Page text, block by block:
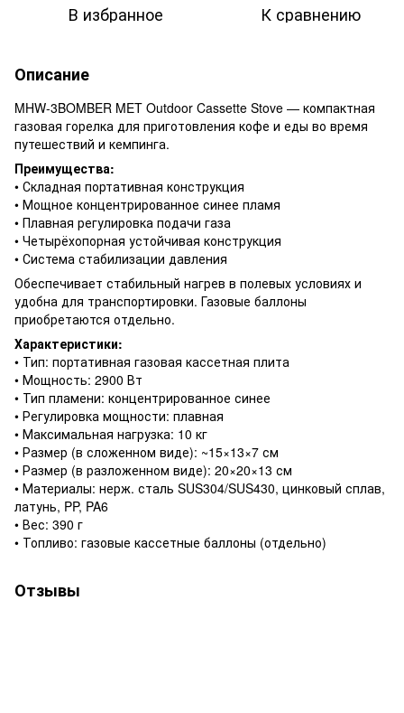
В избранное К сравнению
Описание
MHW-3BOMBER MET Outdoor Cassette Stove — компактная
газовая горелка для приготовления кофе и еды во время
путешествий и кемпинга.
Преимущества:
• Складная портативная конструкция
• Мощное концентрированное синее пламя
• Плавная регулировка подачи газа
• Четырёхопорная устойчивая конструкция
• Система стабилизации давления
Обеспечивает стабильный нагрев в полевых условиях и
удобна для транспортировки. Газовые баллоны
приобретаются отдельно.
Характеристики:
• Тип: портативная газовая кассетная плита
• Мощность: 2900 Вт
• Тип пламени: концентрированное синее
• Регулировка мощности: плавная
• Максимальная нагрузка: 10 кг
• Размер (в сложенном виде): ~15×13×7 см
• Размер (в разложенном виде): 20×20×13 см
• Материалы: нерж. сталь SUS304/SUS430, цинковый сплав,
латунь, PP, PA6
• Вес: 390 г
• Топливо: газовые кассетные баллоны (отдельно)
Отзывы